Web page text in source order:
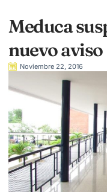
Meduca
nuevo aviso
Noviembre 22, 2016